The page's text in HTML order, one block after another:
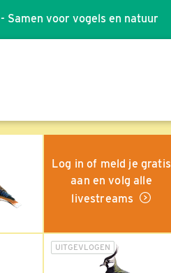
- Samen voor vogels en natuur
Log in of meld je gratis
aan en volg alle
livestreams
UITGEVLOGEN